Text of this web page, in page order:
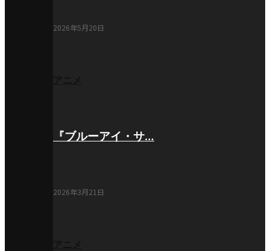
2026年5月20日
『ブルーアイ・サ…
2026年3月21日